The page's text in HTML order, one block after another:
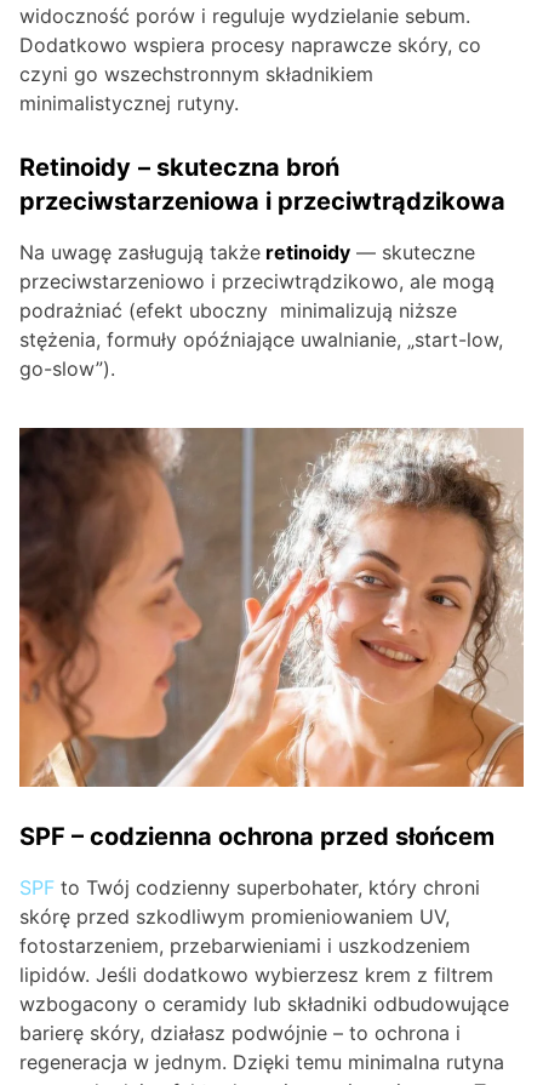
widoczność porów i reguluje wydzielanie sebum.
Dodatkowo wspiera procesy naprawcze skóry, co
czyni go wszechstronnym składnikiem
minimalistycznej rutyny.
Retinoidy – skuteczna broń
przeciwstarzeniowa i przeciwtrądzikowa
Na uwagę zasługują także retinoidy — skuteczne
przeciwstarzeniowo i przeciwtrądzikowo, ale mogą
podrażniać (efekt uboczny minimalizują niższe
stężenia, formuły opóźniające uwalnianie, „start-low,
go-slow”).
SPF – codzienna ochrona przed słońcem
SPF to Twój codzienny superbohater, który chroni
skórę przed szkodliwym promieniowaniem UV,
fotostarzeniem, przebarwieniami i uszkodzeniem
lipidów. Jeśli dodatkowo wybierzesz krem z filtrem
wzbogacony o ceramidy lub składniki odbudowujące
barierę skóry, działasz podwójnie – to ochrona i
regeneracja w jednym. Dzięki temu minimalna rutyna